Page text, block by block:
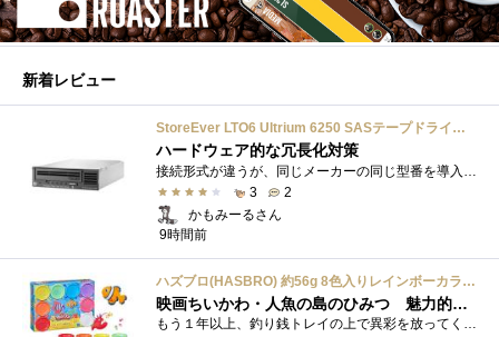
新着レビュー
StoreEver LTO6 Ultrium 6250 SASテープドライブ(内蔵型)
ハードウェア的な冗長化対策
3
2
かもみーるさん
9時間前
ハズブロ(HASBRO) 約56g 8色入りレインボーカラーのプレイ・ドー、新学期用品、2才以上のプリスクールの子供向け、子供向けのアート&クラフト 粘土 ねんど、こどもの日、子供の日プレゼント
映画ちいかわ・人魚の島のひみつ 魅力的なビラン：セイレーンを造ってみた
もう１年以上、釣り銭トレイの上で異彩を放ってくれたミャクミャクのマグネット 映画ちいかわ人魚の島のひみつを鑑賞後、素敵なビランのセイ...